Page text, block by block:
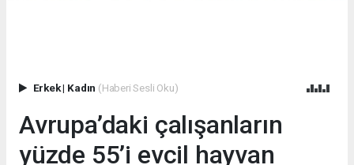
Erkek| Kadın (Haberi Sesli Oku)
Avrupa’daki çalışanların
yüzde 55’i evcil hayvan